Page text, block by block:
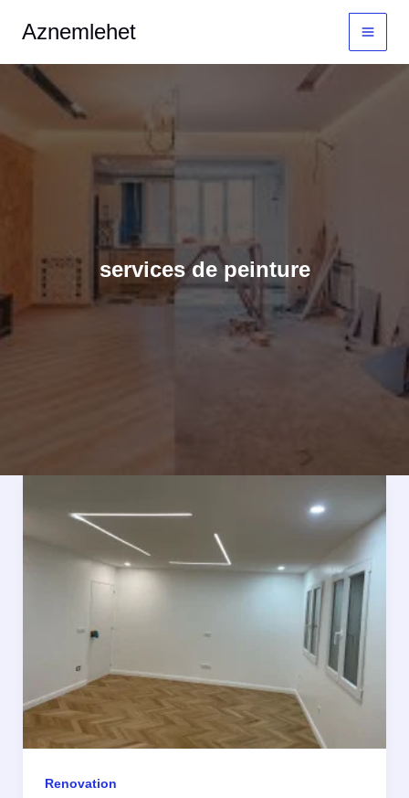
contenu
Aznemlehet
services de peinture
Renovation